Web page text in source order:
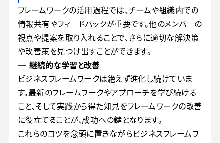
フレームワークの活用過程では、チームや組織内での
情報共有やフィードバックが重要です。他のメンバーの
視点や提案を取り入れることで、さらに適切な解決策
や改善策を見つけ出すことができます。
継続的な学習と改善
ビジネスフレームワークは絶えず進化し続けていま
す。最新のフレームワークやアプローチを学び続ける
こと、そして実践から得た知見をフレームワークの改善
に役立てることが、成功への鍵となります。
これらのコツを念頭に置きながらビジネスフレームワ